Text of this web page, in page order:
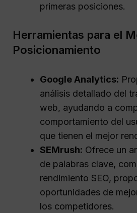
primeras posiciones.
Herramientas para el
Posicionamiento
Google Analytics:
análisis detallado del
web, ayudando a
comportamiento del
que tienen el mejor
SEMrush: Ofrece un
de palabras clave,
rendimiento SEO,
oportunidades de
los competidores.